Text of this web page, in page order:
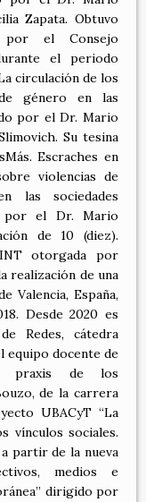
Zapata. Obtuvo
por el Consejo
el periodo
circulación de los
género en las
por el Dr. Mario
Su tesina
Escraches en
violencias de
las sociedades
por el Dr. Mario
de 10 (diez).
otorgada por
realización de una
Valencia, España,
Desde 2020 es
Redes, cátedra
equipo docente de
praxis de los
de la carrera
UBACyT “La
vínculos sociales.
partir de la nueva
medios e
dirigido por